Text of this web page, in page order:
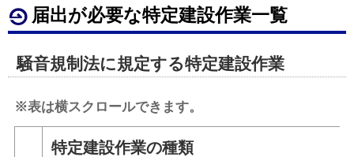
届出が必要な特定建設作業一覧
騒音規制法に規定する特定建設作業
※表は横スクロールできます。
特定建設作業の種類